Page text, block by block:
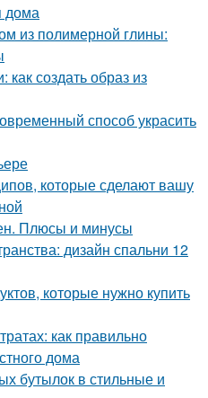
дома
из полимерной глины:
создать образ из
способ украсить
которые сделают вашу
Плюсы и минусы
дизайн спальни 12
которые нужно купить
как правильно
дома
бутылок в стильные и